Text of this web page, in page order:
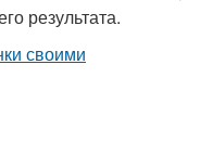
результата.